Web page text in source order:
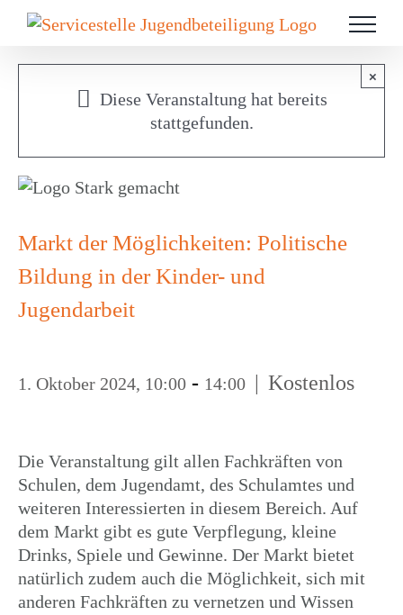
Zum
×
Diese Veranstaltung hat bereits
stattgefunden.
Markt der Möglich­kei­ten: Poli­ti­sche
Bildung in der Kinder- und
Jugendarbeit
1. Oktober 2024, 10:00 - 14:00 | Kostenlos
Die Veran­stal­tung gilt allen Fach­kräf­ten von
Schulen, dem Jugend­amt, des Schul­am­tes und
weite­ren Inter­es­sier­ten in diesem Bereich. Auf
dem Markt gibt es gute Verpfle­gung, kleine
Drinks, Spiele und Gewinne. Der Markt bietet
natür­lich zudem auch die Möglich­keit, sich mit
anderen Fach­kräf­ten zu vernet­zen und Wissen